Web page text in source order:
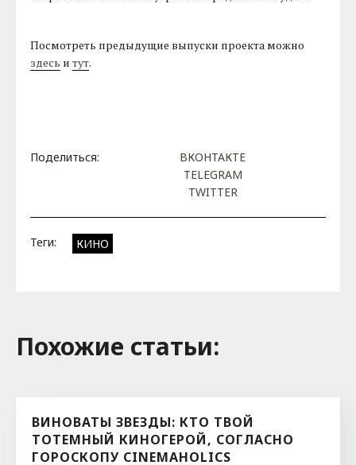
Посмотреть предыдущие выпуски проекта можно
здесь итут.
Поделиться:
ВКОНТАКТЕ
TELEGRAM
TWITTER
Теги: КИНО
Похожие cтатьи:
ВИНОВАТЫ ЗВЕЗДЫ: КТО ТВОЙ
ТОТЕМНЫЙ КИНОГЕРОЙ, СОГЛАСНО
ГОРОСКОПУ CINEMAHOLICS